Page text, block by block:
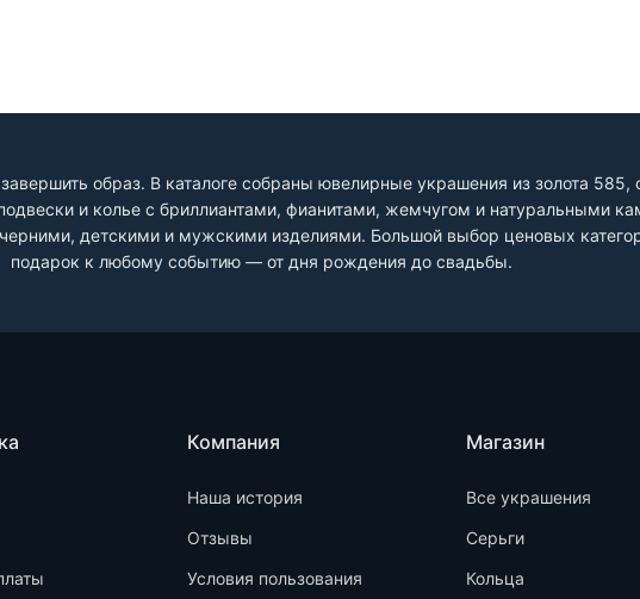
образ. В каталоге собраны ювелирные украшения из золота 585,
и колье с бриллиантами, фианитами, жемчугом и натуральными
детскими и мужскими изделиями. Большой выбор ценовых
подарок к любому событию — от дня рождения до свадьбы.
Компания
Наша история
Отзывы
Условия пользования
Магазин
Все украшения
Серьги
Кольца